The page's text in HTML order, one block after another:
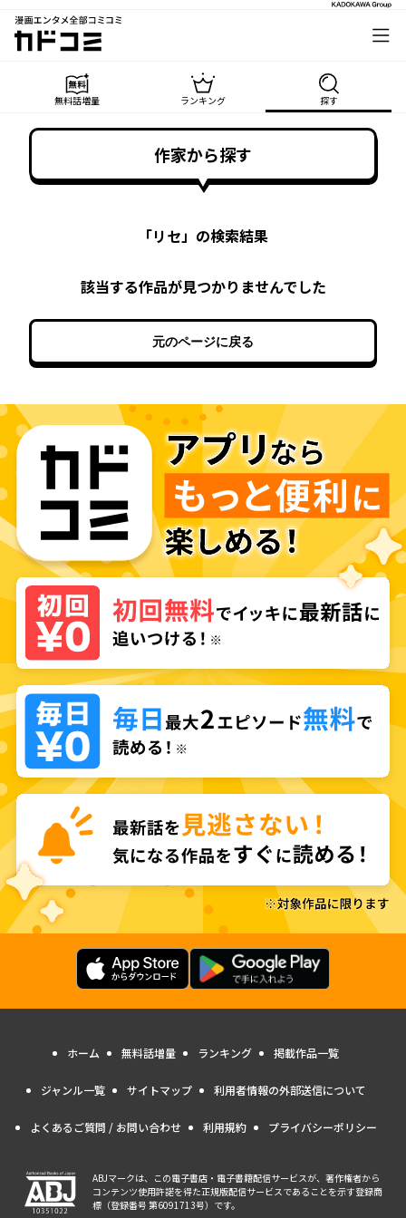
漫画エンタメ全部コミコミ
カドコミ
無料話増量 ランキング 探す
作家から探す
「リセ」の検索結果
該当する作品が見つかりませんでした
元のページに戻る
ホーム 無料話増量 ランキング 掲載作品一覧
ジャンル一覧 サイトマップ 利用者情報の外部送信について
よくあるご質問 / お問い合わせ 利用規約 プライバシーポリシー
ABJマークは、この電子書店・電子書籍配信サービスが、著作権者から
コンテンツ使用許諾を得た正規版配信サービスであることを示す登録商
標（登録番号 第6091713号）です。